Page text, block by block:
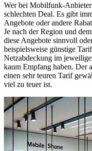
Wer bei Mobilfunk-
schlechten Deal. Es gibt
Angebote oder andere
Je nach der Region und
diese Angebote sinnvoll
beispielsweise günstige
Netzabdeckung im
kaum Empfang haben. Der
einen sehr teuren Tarif
viel zu teuer ist.